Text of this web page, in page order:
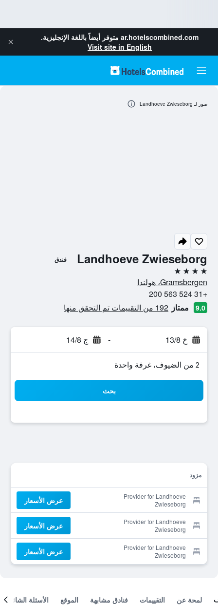
ar.hotelscombined.com متوفر أيضاً باللغة الإنجليزية.
Visit site in English
Landhoeve Zwieseborg فندق
4 نجوم
Gramsbergen، هولندا
+31 524 563 200
9.0 ممتاز 192 من التقييمات تم التحقق منها
خ 13/8 - ج 14/8
2 من الضيوف، غرفة واحدة
بحث
مزود
Provider for Landhoeve
Zwieseborg
عرض الأسعار
Provider for Landhoeve
Zwieseborg
عرض الأسعار
Provider for Landhoeve
Zwieseborg
عرض الأسعار
صور لـ Landhoeve Zwieseborg
لمحة عن التقييمات فنادق مشابهة الموقع الأسئلة الشائعة